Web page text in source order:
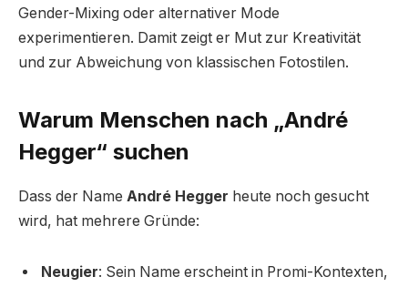
Gender-Mixing oder alternativer Mode
experimentieren. Damit zeigt er Mut zur Kreativität
und zur Abweichung von klassischen Fotostilen.
Warum Menschen nach „André
Hegger“ suchen
Dass der Name André Hegger heute noch gesucht
wird, hat mehrere Gründe:
Neugier: Sein Name erscheint in Promi-Kontexten,